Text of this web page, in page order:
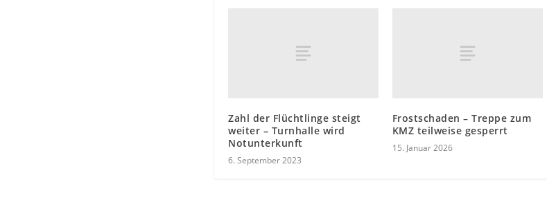
Zahl der Flüchtlinge steigt
weiter – Turnhalle wird
Notunterkunft
6. September 2023
Frostschaden – Treppe zum
KMZ teilweise gesperrt
15. Januar 2026